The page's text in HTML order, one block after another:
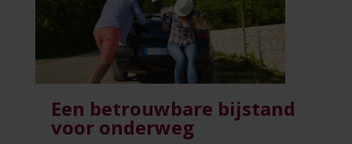
Een betrouwbare bijstand
voor onderweg